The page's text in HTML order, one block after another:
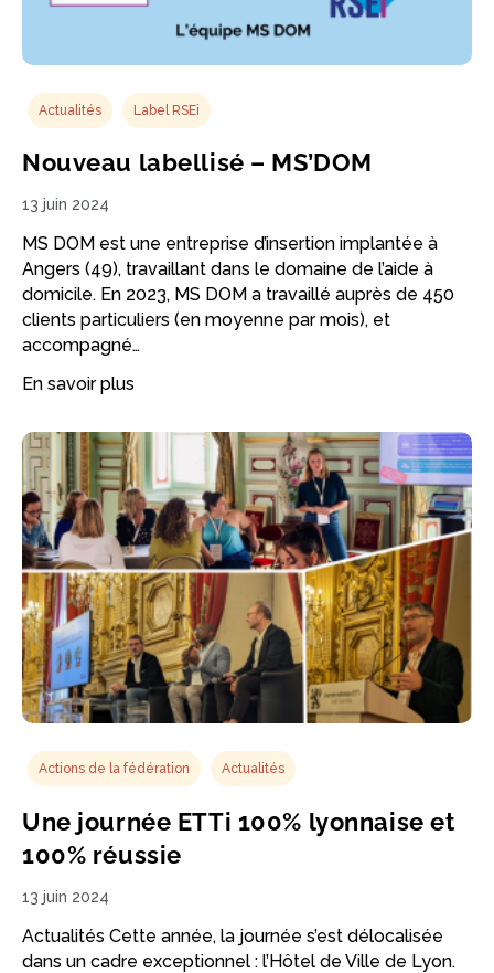
Actualités Label RSEi
Nouveau labellisé – MS’DOM
13 juin 2024
MS DOM est une entreprise d’insertion implantée à
Angers (49), travaillant dans le domaine de l’aide à
domicile. En 2023, MS DOM a travaillé auprès de 450
clients particuliers (en moyenne par mois), et
accompagné…
En savoir plus
Actions de la fédération Actualités
Une journée ETTi 100% lyonnaise et
100% réussie
13 juin 2024
Actualités Cette année, la journée s’est délocalisée
dans un cadre exceptionnel : l’Hôtel de Ville de Lyon.